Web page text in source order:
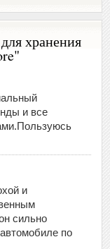
хранения
и все
и
сильно
по